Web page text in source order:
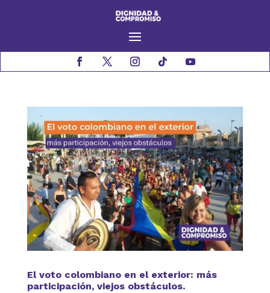
El voto colombiano en el exterior: más
participación, viejos obstáculos.